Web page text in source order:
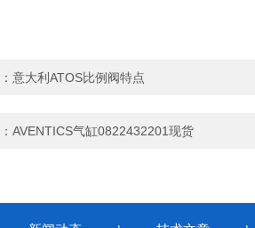
意大利ATOS比例阀特点
AVENTICS气缸0822432201现货